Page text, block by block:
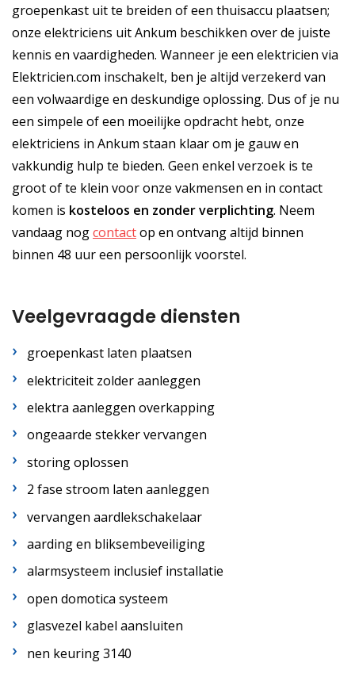
groepenkast uit te breiden of een thuisaccu plaatsen;
onze elektriciens uit Ankum beschikken over de juiste
kennis en vaardigheden. Wanneer je een elektricien via
Elektricien.com inschakelt, ben je altijd verzekerd van
een volwaardige en deskundige oplossing. Dus of je nu
een simpele of een moeilijke opdracht hebt, onze
elektriciens in Ankum staan klaar om je gauw en
vakkundig hulp te bieden. Geen enkel verzoek is te
groot of te klein voor onze vakmensen en in contact
komen is kosteloos en zonder verplichting. Neem
vandaag nogcontactop en ontvang altijd binnen
binnen 48 uur een persoonlijk voorstel.
Veelgevraagde diensten
groepenkast laten plaatsen
elektriciteit zolder aanleggen
elektra aanleggen overkapping
ongeaarde stekker vervangen
storing oplossen
2 fase stroom laten aanleggen
vervangen aardlekschakelaar
aarding en bliksembeveiliging
alarmsysteem inclusief installatie
open domotica systeem
glasvezel kabel aansluiten
nen keuring 3140